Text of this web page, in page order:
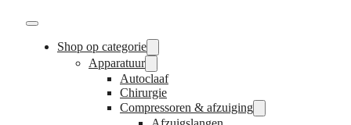
Shop op categorie
Apparatuur
Autoclaaf
Chirurgie
Compressoren & afzuiging